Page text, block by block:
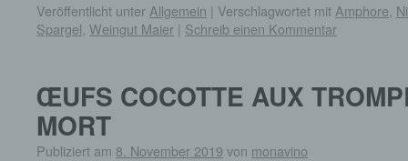
Veröffentlicht unter Allgemein | Verschlagwortet mit Amphore
Spargel Weingut Maier | Schreib einen Kommentar
ŒUFS COCOTTE AUX
MORT
Publiziert am 8. November 2019 von monavino